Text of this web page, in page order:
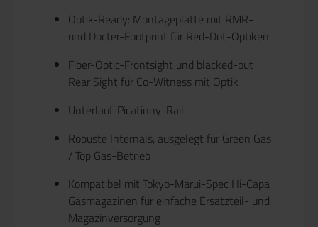
Optik-Ready: Montageplatte mit RMR-
und Docter-Footprint für Red-Dot-Optiken
Fiber-Optic-Frontsight und blacked-out
Rear Sight für Co-Witness mit Optik
Unterlauf-Picatinny-Rail
Robuste Internals, ausgelegt für Green Gas
/ Top Gas-Betrieb
Kompatibel mit Tokyo-Marui-Spec Hi-Capa
Gasmagazinen für einfache Ersatzteil- und
Magazinversorgung